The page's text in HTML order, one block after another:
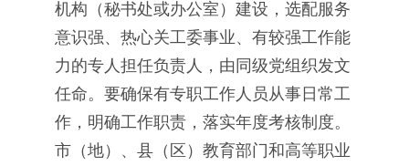
机构（秘书处或办公室）建设，选配服务
意识强、热心关工委事业、有较强工作能
力的专人担任负责人，由同级党组织发文
任命。要确保有专职工作人员从事日常工
作，明确工作职责，落实年度考核制度。
市（地）、县（区）教育部门和高等职业